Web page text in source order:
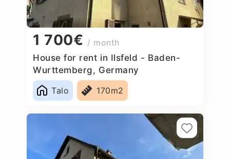
1 700€ / month
House for rent in Ilsfeld - Baden-
Wurttemberg, Germany
Talo
170m2